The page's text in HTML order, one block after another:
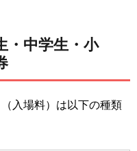
・中学生・小
入場料）は以下の種類